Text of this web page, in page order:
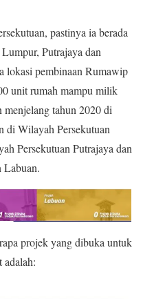
pastinya ia berada
Putrajaya dan
lokasi pembinaan Rumawip
unit rumah mampu milik
tahun 2020 di
di Wilayah Persekutuan
Persekutuan Putrajaya dan
Labuan.
projek yang dibuka untuk
adalah: